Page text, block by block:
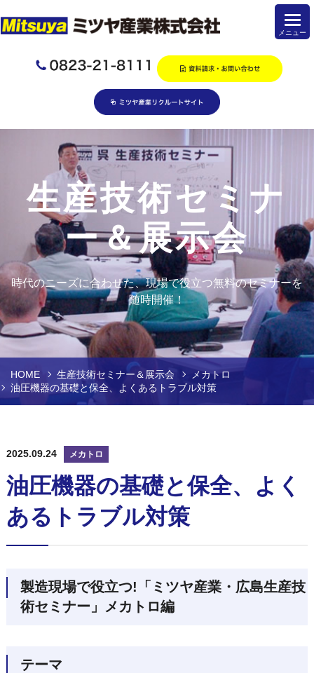
生産技術セミナ
ー＆展示会
時代のニーズに合わせた、現場で役立つ無料のセミナーを
随時開催！
HOME 生産技術セミナー＆展示会
メカトロ
油圧機器の基礎と保全、よくあるトラブル対策
2025.09.24 メカトロ
油圧機器の基礎と保全、よく
あるトラブル対策
製造現場で役立つ!「ミツヤ産業・広島生産技
術セミナー」メカトロ編
テーマ